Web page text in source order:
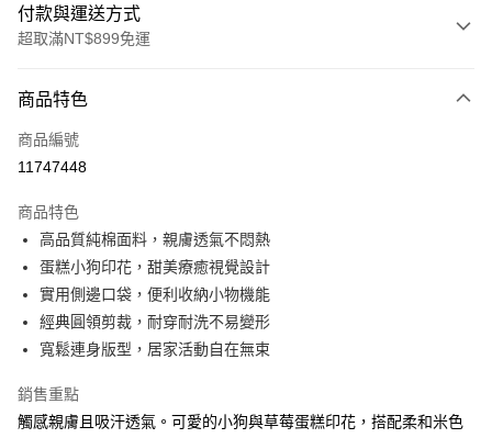
付款與運送方式
超取滿NT$899免運
信用卡一次付款
超商取貨付款
Apple Pay
街口支付
悠遊付
AFTEE先享後付
相關說明
AFTEE先享後付是「在收到商品之後才付款」的支付方式。 讓您購物簡單
ATM付款
商品特色
商品編號
11747448
商品特色
高品質純棉面料，親膚透氣不悶熱
蛋糕小狗印花，甜美療癒視覺設計
實用側邊口袋，便利收納小物機能
經典圓領剪裁，耐穿耐洗不易變形
寬鬆連身版型，居家活動自在無束
銷售重點
觸感親膚且吸汗透氣。可愛的小狗與草莓蛋糕印花，搭配柔和米色